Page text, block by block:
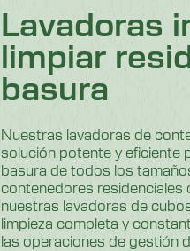
Lavadoras
limpiar
basura
Nuestras lavadoras de
solución potente y eficiente
basura de todos los
contenedores residenciales
nuestras lavadoras de
limpieza completa y
las operaciones de gestión